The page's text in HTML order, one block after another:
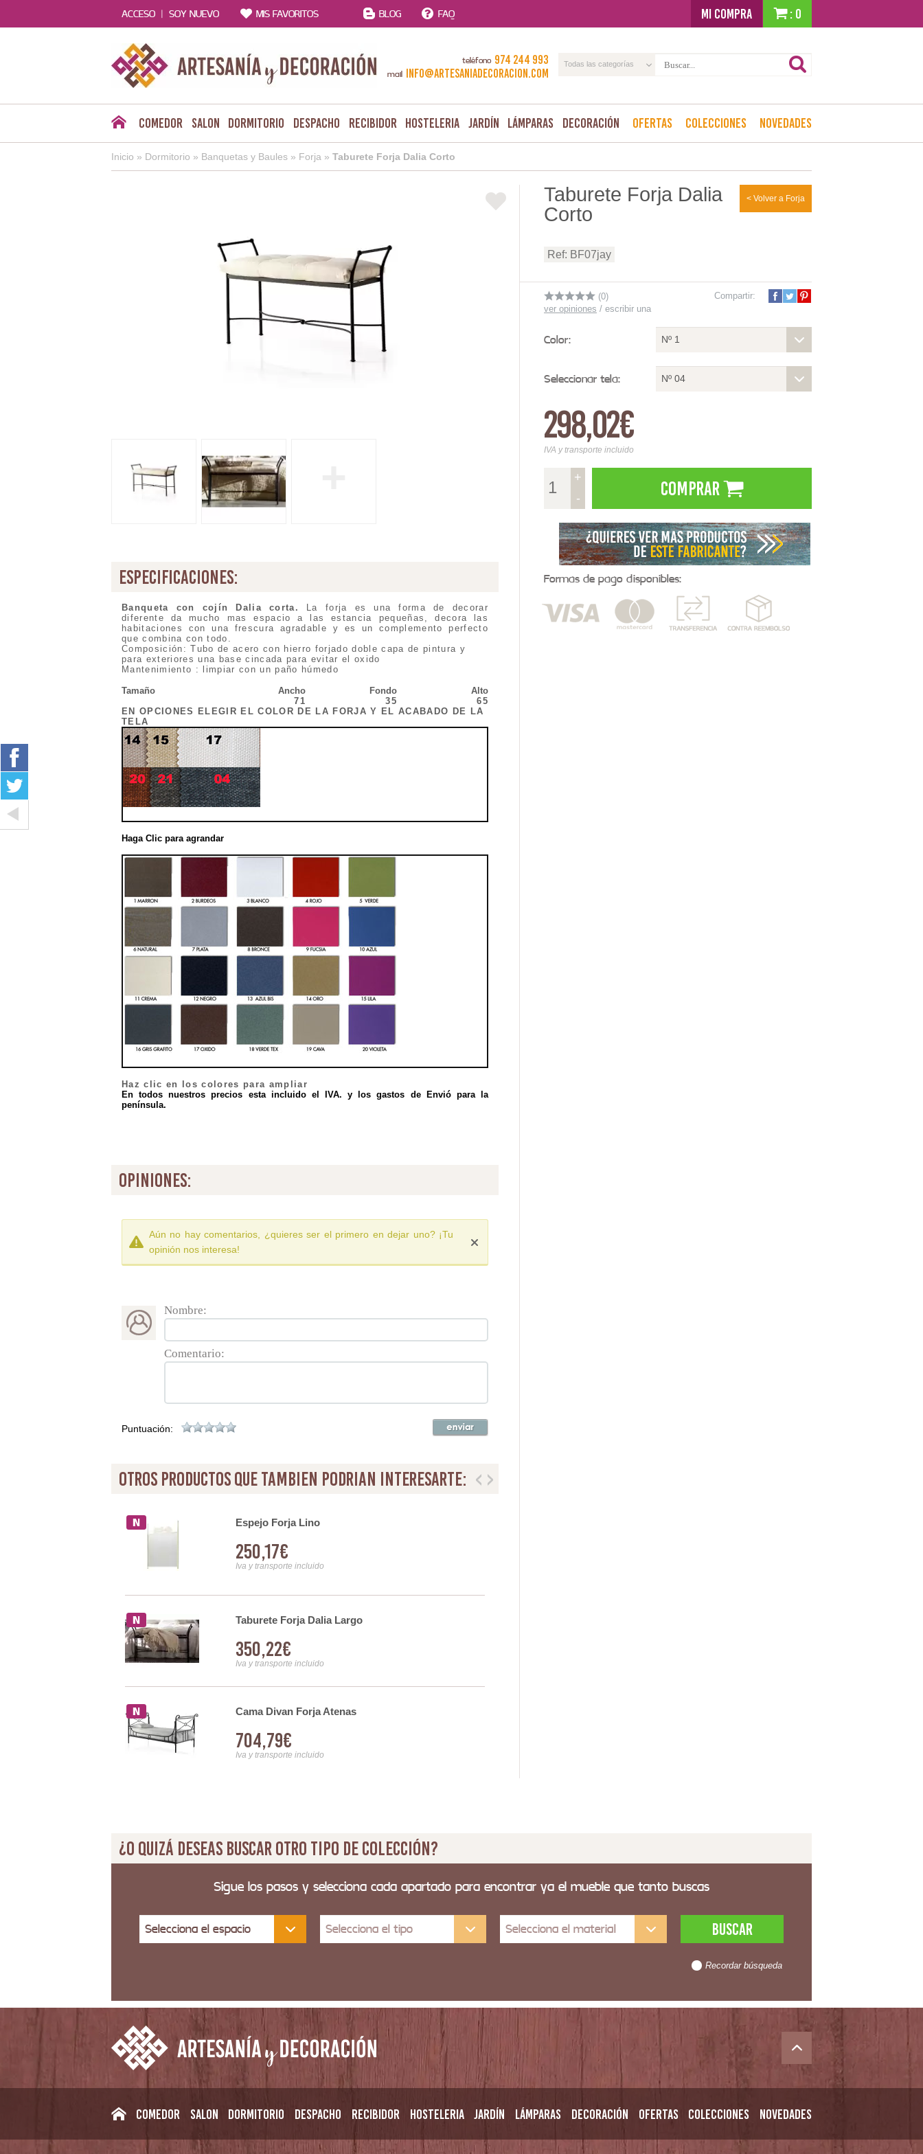
ACCESO | SOY NUEVO MIS FAVORITOS BLOG FAQ MI COMPRA : 0
teléfono 974 244 993
mail info@artesaniadecoracion.com
Todas las categorías
Comedor Salon Dormitorio Despacho Recibidor Hosteleria Jardín Lámparas Decoración Ofertas Colecciones Novedades
Inicio » Dormitorio » Banquetas y Baules » Forja » Taburete Forja Dalia Corto
especificaciones:
Banqueta con cojín Dalia corta.
La forja es una forma de decorar
diferente da mucho mas espacio a las estancia pequeñas, decora las
habitaciones con una frescura agradable y es un complemento perfecto
que combina con todo.
Composición: Tubo de acero con hierro forjado doble capa de pintura y
para exteriores una base cincada para evitar el oxido
Mantenimiento : limpiar con un paño húmedo
Tamaño Ancho Fondo
Alto
71
35
65
EN OPCIONES ELEGIR EL COLOR DE LA FORJA Y EL ACABADO DE LA
TELA
Haga Clic para agrandar
Haz clic en los colores para ampliar
En todos nuestros precios esta incluido el IVA. y los gastos de Envió para la
península.
opiniones:
Aún no hay comentarios, ¿quieres ser el primero en dejar uno? ¡Tu
opinión nos interesa!
Nombre:
Comentario:
Puntuación:
otros productos que tambien podrian interesarte:
Espejo Forja Lino
250,17€
Iva y transporte incluido
Taburete Forja Dalia Largo
350,22€
Iva y transporte incluido
Cama Divan Forja Atenas
704,79€
Iva y transporte incluido
< Volver a Forja
Taburete Forja Dalia
Corto
Ref: BF07jay
(0)
ver opiniones / escribir una
Compartir:
Color: Nº 1
Seleccionar tela: Nº 04
298,02€
IVA y transporte incluido
+
-
Comprar
Formas de pago disponibles:
¿O quizá deseas buscar otro tipo de colección?
Sigue los pasos y selecciona cada apartado para encontrar ya el mueble que tanto buscas
Selecciona el espacio Selecciona el tipo Selecciona el material
Recordar búsqueda
Comedor Salon Dormitorio Despacho Recibidor Hosteleria Jardín Lámparas Decoración Ofertas Colecciones Novedades